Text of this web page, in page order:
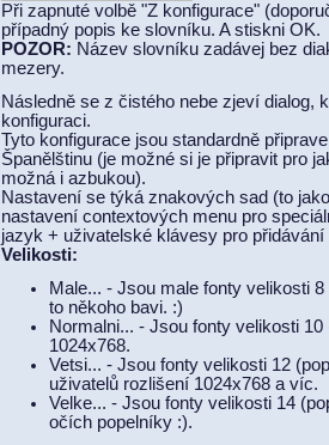
Při zapnuté volbě "Z konfigurace"
případný popis ke slovníku. A stiskni OK.
POZOR: Název slovníku zadávej bez
mezery.
Následně se z čistého nebe zjeví dialog,
konfiguraci.
Tyto konfigurace jsou standardně
Španělštinu (je možné si je připravit pro
možná i azbukou).
Nastavení se týká znakových sad (to
nastavení contextových menu pro
jazyk + uživatelské klávesy pro přidávání
Velikosti:
Male... - Jsou male fonty velikosti
to někoho bavi. :)
Normalni... - Jsou fonty velikosti
1024x768.
Vetsi... - Jsou fonty velikosti 12
uživatelů rozlišení 1024x768 a víc.
Velke... - Jsou fonty velikosti 14
očích popelníky :).